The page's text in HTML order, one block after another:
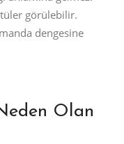
görülebilir.
dengesine
Olan